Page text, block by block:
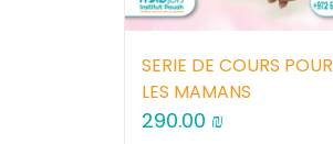
SERIE DE COURS POUR
LES MAMANS
290.00 ₪